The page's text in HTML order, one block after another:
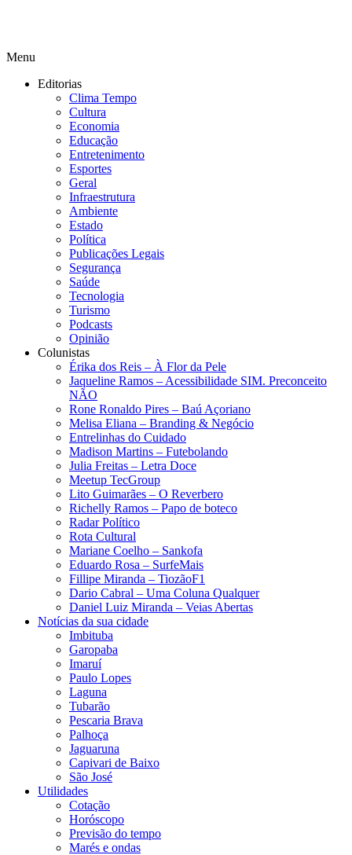
Menu
Editorias
Clima Tempo
Cultura
Economia
Educação
Entretenimento
Esportes
Geral
Infraestrutura
Ambiente
Estado
Política
Publicações Legais
Segurança
Saúde
Tecnologia
Turismo
Podcasts
Opinião
Colunistas
Érika dos Reis​ – À Flor da Pele
Jaqueline Ramos – Acessibilidade SIM. Preconceito
NÃO
Rone Ronaldo Pires – Baú Açoriano
Melisa Eliana – Branding & Negócio
Entrelinhas do Cuidado
Madison Martins – Futebolando
Julia Freitas​ – Letra Doce
Meetup TecGroup
Lito Guimarães – O Reverbero
Richelly Ramos​ – Papo de boteco
Radar Político
Rota Cultural
Mariane Coelho – Sankofa
Eduardo Rosa​ – SurfeMais
Fillipe Miranda – TiozãoF1
Dario Cabral – Uma Coluna Qualquer
Daniel Luiz Miranda – Veias Abertas
Notícias da sua cidade
Imbituba
Garopaba
Imaruí
Paulo Lopes
Laguna
Tubarão
Pescaria Brava
Palhoça
Jaguaruna
Capivari de Baixo
São José
Utilidades
Cotação
Horóscopo
Previsão do tempo
Marés e ondas